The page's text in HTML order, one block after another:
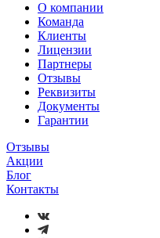
О компании
Команда
Клиенты
Лицензии
Партнеры
Отзывы
Реквизиты
Документы
Гарантии
Отзывы
Акции
Блог
Контакты